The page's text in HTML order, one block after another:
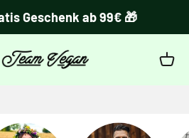
Geschenk ab 99€ 🎁
©
club!